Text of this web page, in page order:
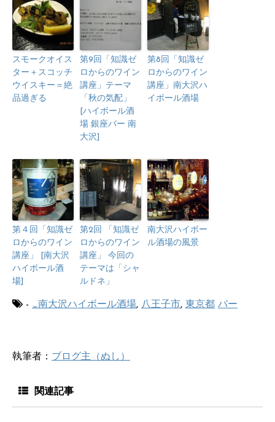
スモークオイス
ター＋スコッチ
ウイスキー＝絶
品過ぎる
第9回「知識ゼ
ロからのワイン
講座」テーマ
「秋の気配」
[ハイボール酒
場 銀座バー 南
大沢]
第8回「知識ゼ
ロからのワイン
講座」南大沢ハ
イボール酒場
第４回「知識ゼ
ロからのワイン
講座」 [南大沢
ハイボール酒
場]
第2回 「知識ゼ
ロからのワイン
講座」 今回の
テーマは「シャ
ルドネ」
南大沢ハイボー
ル酒場の風景
- _南大沢ハイボール酒場, 八王子市, 東京都 バー
執筆者： ブログ主（ぬし）
関連記事